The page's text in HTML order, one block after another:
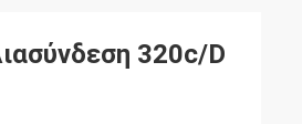
320c/D